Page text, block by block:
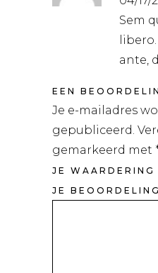
Sem
ante,
EEN
Je e-mailadres
gepubliceerd.
gemarkeerd met
JE WAARDERING
JE